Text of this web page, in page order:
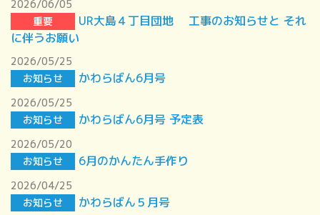
2026/06/05
重要
UR大島４丁目団地 工事のお知らせと それ
に伴うお願い
2026/05/25
お知らせ
かわらばん6月号
2026/05/25
お知らせ
かわらばん6月号 予定表
2026/05/20
お知らせ
6月のかんたん手作り
2026/04/25
お知らせ
かわらばん５月号